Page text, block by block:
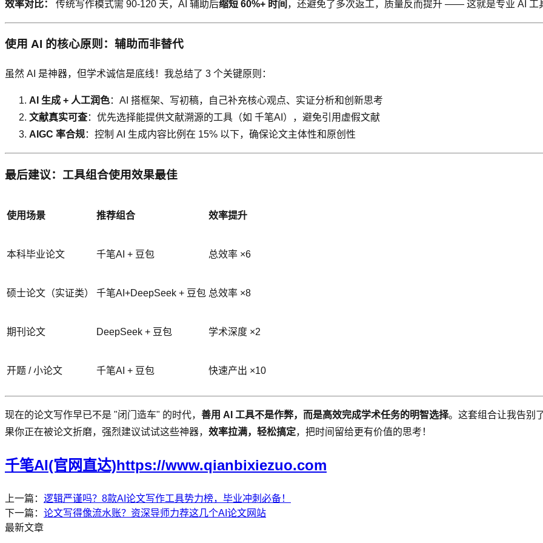
效率对比： 传统写作模式需 90-120 天，AI 辅助后缩短 60%+ 时间 ，还避免了多次返工，质量反而提升 —— 这就是专业 AI 工
使用 AI 的核心原则：辅助而非替代
虽然 AI 是神器，但学术诚信是底线！我总结了 3 个关键原则：
AI 生成 + 人工润色：AI 搭框架、写初稿，自己补充核心观点、实证分析和创新思考
文献真实可查：优先选择能提供文献溯源的工具（如 千笔AI），避免引用虚假文献
AIGC 率合规：控制 AI 生成内容比例在 15% 以下，确保论文主体性和原创性
最后建议：工具组合使用效果最佳
使用场景 推荐组合 效率提升
本科毕业论文 千笔AI + 豆包 总效率 ×6
硕士论文（实证类） 千笔AI+DeepSeek + 豆包 总效率 ×8
期刊论文 DeepSeek + 豆包 学术深度 ×2
开题 / 小论文 千笔AI + 豆包 快速产出 ×10
现在的论文写作早已不是 "闭门造车" 的时代， 善用 AI 工具不是作弊，而是高效完成学术任务的明智选择。这套组合让我告别
果你正在被论文折磨，强烈建议试试这些神器， 效率拉满，轻松搞定，把时间留给更有价值的思考！
千笔AI(官网直达)https://www.qianbixiezuo.com
上一篇： 逻辑严谨吗？8款AI论文写作工具势力榜，毕业冲刺必备！
下一篇： 论文写得像流水账？资深导师力荐这几个AI论文网站
最新文章